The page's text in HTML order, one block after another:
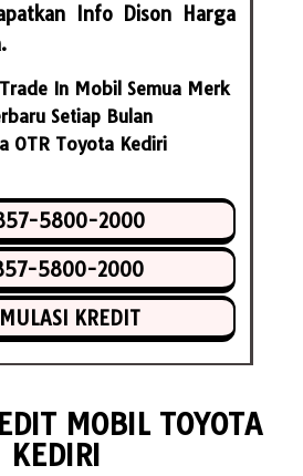
Info Dison Harga
In Mobil Semua Merk
Setiap Bulan
OTR Toyota Kediri
5800-2000
5800-2000
KREDIT
MOBIL TOYOTA
KEDIRI